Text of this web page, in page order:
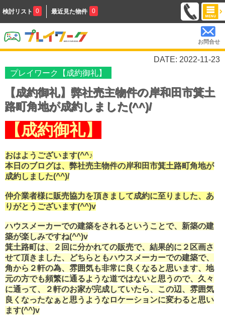
検討リスト 0 最近見た物件 0
お問合せ
DATE: 2022-11-23
プレイワーク【成約御礼】
【成約御礼】弊社売主物件の岸和田市箕土
路町角地が成約しました(^^)/
【成約御礼】
おはようございます(^^♪
本日のブログは、弊社売主物件の岸和田市箕土路町角地が
成約しました(^^)/
仲介業者様に販売協力を頂きまして成約に至りました、あ
りがとうございます(^^)v
ハウスメーカーでの建築をされるということで、新築の建
築が楽しみですね(^^)v
箕土路町は、２回に分かれての販売で、結果的に２区画さ
せて頂きました、どちらともハウスメーカーでの建築で、
角から２軒の為、雰囲気も非常に良くなると思います、地
元の方でも頻繁に通るような道ではないと思うので、久々
に通って、２軒のお家が完成していたら、この辺、雰囲気
良くなったなぁと思うようなロケーションに変わると思い
ます(^^)v